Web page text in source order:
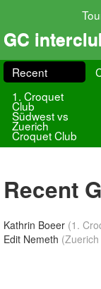
GC
Recent
1. Croquet
Club
Südwest vs
Zuerich
Croquet Club
Recent
Kathrin Boeer (1.
Edit Nemeth